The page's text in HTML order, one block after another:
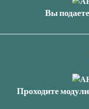
Вы
Проходите